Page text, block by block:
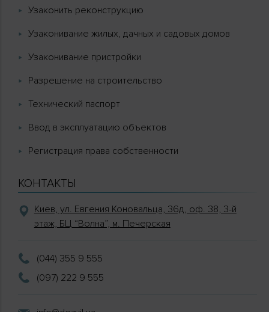
Узаконить реконструкцию
Узаконивание жилых, дачных и садовых домов
Узаконивание пристройки
Разрешение на строительство
Технический паспорт
Ввод в эксплуатацию объектов
Регистрация права собственности
КОНТАКТЫ
Киев, ул. Евгения Коновальца, 36д, оф. 38, 3-й
этаж, БЦ “Волна”, м. Печерская
(044) 355 9 555
(097) 222 9 555